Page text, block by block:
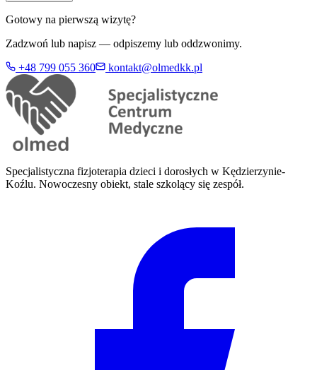
Gotowy na pierwszą wizytę?
Zadzwoń lub napisz — odpiszemy lub oddzwonimy.
+48 799 055 360
kontakt@olmedkk.pl
Specjalistyczna fizjoterapia dzieci i dorosłych w Kędzierzynie-
Koźlu. Nowoczesny obiekt, stale szkolący się zespół.